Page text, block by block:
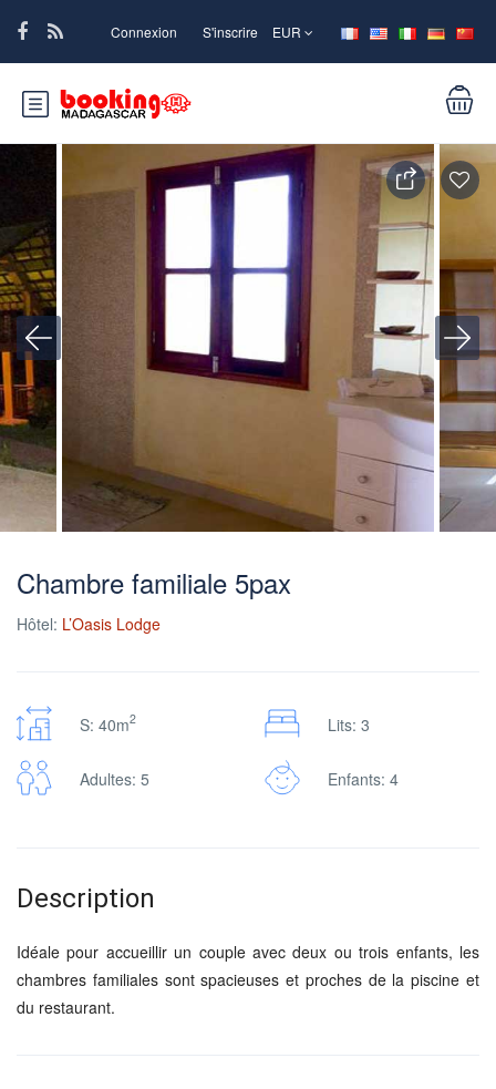
Connexion S'inscrire EUR
Chambre familiale 5pax
Hôtel: L’Oasis Lodge
S: 40m2 Lits: 3
Adultes: 5 Enfants: 4
Description
Idéale pour accueillir un couple avec deux ou trois enfants, les
chambres familiales sont spacieuses et proches de la piscine et
du restaurant.